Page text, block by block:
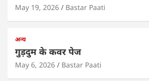
May 19, 2026 Bastar Paati
अन्य
गुड़दुम के कवर पेज
May 6, 2026 Bastar Paati